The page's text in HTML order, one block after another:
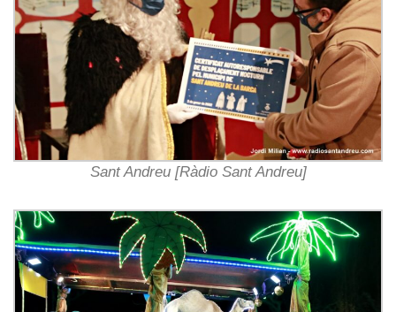
Sant Andreu [Ràdio Sant Andreu]